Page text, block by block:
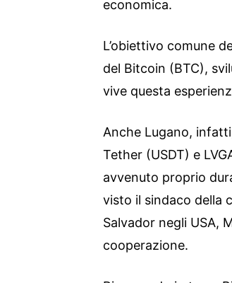
economica.
L’obiettivo comune
del Bitcoin (BTC),
vive questa
Anche Lugano,
Tether (USDT) e
avvenuto proprio
visto il sindaco della
Salvador negli USA,
cooperazione.